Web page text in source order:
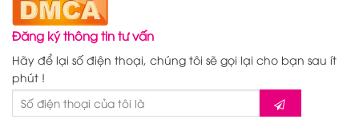
Đăng ký thông tin tư vấn
Hãy để lại số điện thoại, chúng tôi sẽ gọi lại cho bạn sau ít
phút !